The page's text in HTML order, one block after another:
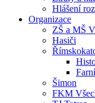
Hlášení
Organizace
ZŠ a MŠ
Hasiči
Šimon
FKM